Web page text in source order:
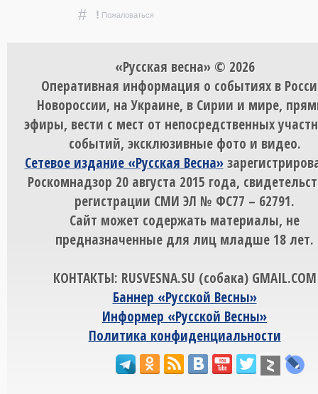
# ! Пожаловаться
«Русская весна» © 2026
Оперативная информация о событиях в
Новороссии, на Украине, в Сирии и мире,
эфиры, вести с мест от непосредственных
событий, эксклюзивные фото и видео.
Сетевое издание «Русская Весна»
Роскомнадзор 20 августа 2015 года,
регистрации СМИ ЭЛ № ФС77 – 62791.
Сайт может содержать материалы, не
предназначенные для лиц младше 18 лет.
КОНТАКТЫ: RUSVESNA.SU (собака) GMAIL.COM
Баннер «Русской Весны»
Информер «Русской Весны»
Политика конфиденциальности